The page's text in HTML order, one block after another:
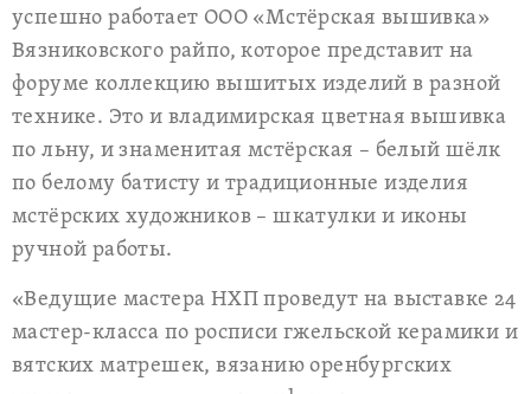
успешно работает ООО «Мстёрская вышивка»
Вязниковского райпо, которое представит на
форуме коллекцию вышитых изделий в разной
технике. Это и владимирская цветная вышивка
по льну, и знаменитая мстёрская – белый шёлк
по белому батисту и традиционные изделия
мстёрских художников – шкатулки и иконы
ручной работы.
«Ведущие мастера НХП проведут на выставке 24
мастер-класса по росписи гжельской керамики и
вятских матрешек, вязанию оренбургских